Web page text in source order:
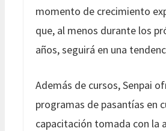
momento de crecimiento
que, al menos durante los
años, seguirá en una
Además de cursos, Senpai
programas de pasantías en
capacitación tomada con la